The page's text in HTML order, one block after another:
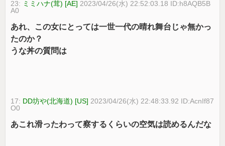
23: ミミハナ(茸) [AE] 2023/04/26(水) 22:52:03.18 ID:h8AQB5B
A0
あれ、この女にとっては一世一代の晴れ舞台じゃ無かっ
たのか？
うな丼の質問は
17: DD坊や(北海道) [US] 2023/04/26(水) 22:48:33.92 ID:AcnIf87
O0
あこれ滑ったわって察するくらいの空気は読めるんだな